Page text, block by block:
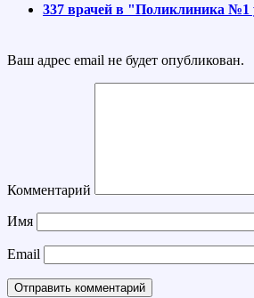
337 врачей в "Поликлиника №1
Ваш адрес email не будет опубликован.
Комментарий
Имя
Email